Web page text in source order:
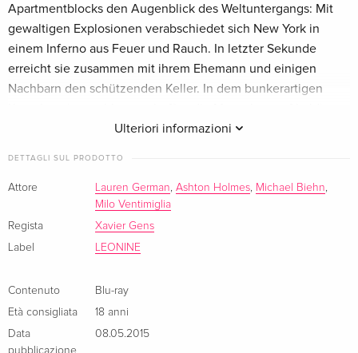
Francese
Collector's Edition, Blu-ray + 2 DVD
Francese
Esaurito
Ulteriori informazioni
Apartmentblocks den Augenblick des Weltuntergangs: Mit
gewaltigen Explosionen verabschiedet sich New York in
einem Inferno aus Feuer und Rauch. In letzter Sekunde
erreicht sie zusammen mit ihrem Ehemann und einigen
Nachbarn den schützenden Keller. In dem bunkerartigen
Rettung. Doch als klar wird, dass diese nicht kommt, muss
beginnt, steigert sich nach der ersten Bedrohung von
draussen zu einem Machtspiel mit grausamer Konsequenz.
DETTAGLI SUL PRODOTTO
Attore Lauren German, Ashton Holmes, Michael Biehn,
Milo Ventimiglia
Regista
Xavier Gens
Label
LEONINE
Contenuto
Blu-ray
Età consigliata
18 anni
Data
pubblicazione
08.05.2015